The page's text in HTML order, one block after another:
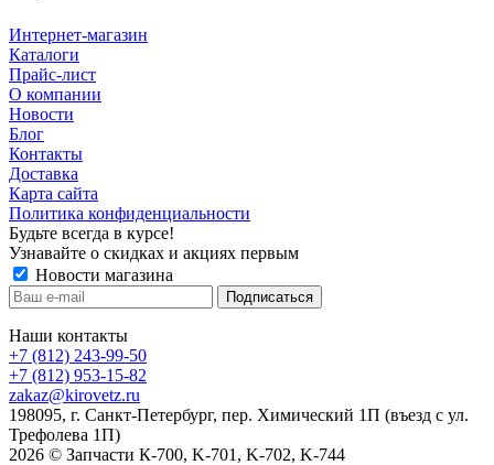
Интернет-магазин
Каталоги
Прайс-лист
О компании
Новости
Блог
Контакты
Доставка
Карта сайта
Политика конфиденциальности
Будьте всегда в курсе!
Узнавайте о скидках и акциях первым
Новости магазина
Наши контакты
+7 (812) 243-99-50
+7 (812) 953-15-82
zakaz@kirovetz.ru
198095, г. Санкт-Петербург, пер. Химический 1П (въезд с ул.
Трефолева 1П)
2026 © Запчасти К-700, K-701, K-702, K-744